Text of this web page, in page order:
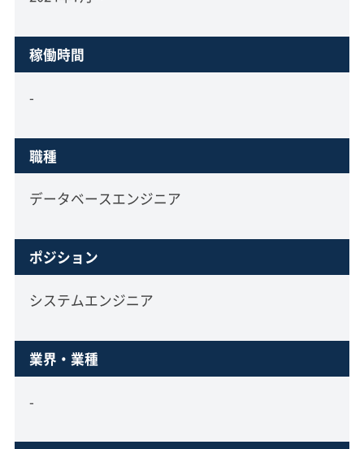
稼働時間
-
職種
データベースエンジニア
ポジション
システムエンジニア
業界・業種
-